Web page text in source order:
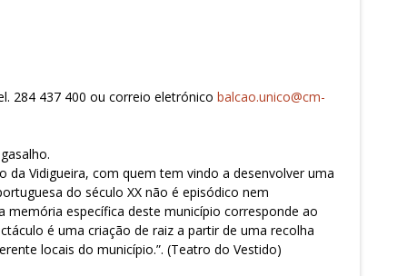
284 437 400 ou correio eletrónico balcao.unico@cm-
Vidigueira, com quem tem vindo a desenvolver uma
do século XX não é episódico nem
específica deste município corresponde ao
é uma criação de raiz a partir de uma recolha
locais do município.”. (Teatro do Vestido)